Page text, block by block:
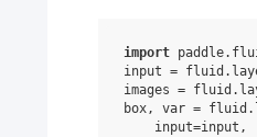
import
input = fluid .
images = fluid .
box, var = fluid .
input=input ,